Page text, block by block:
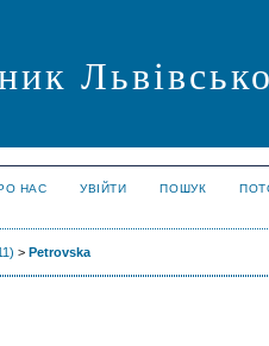
НАС УВІЙТИ ПОШУК
>Petrovska